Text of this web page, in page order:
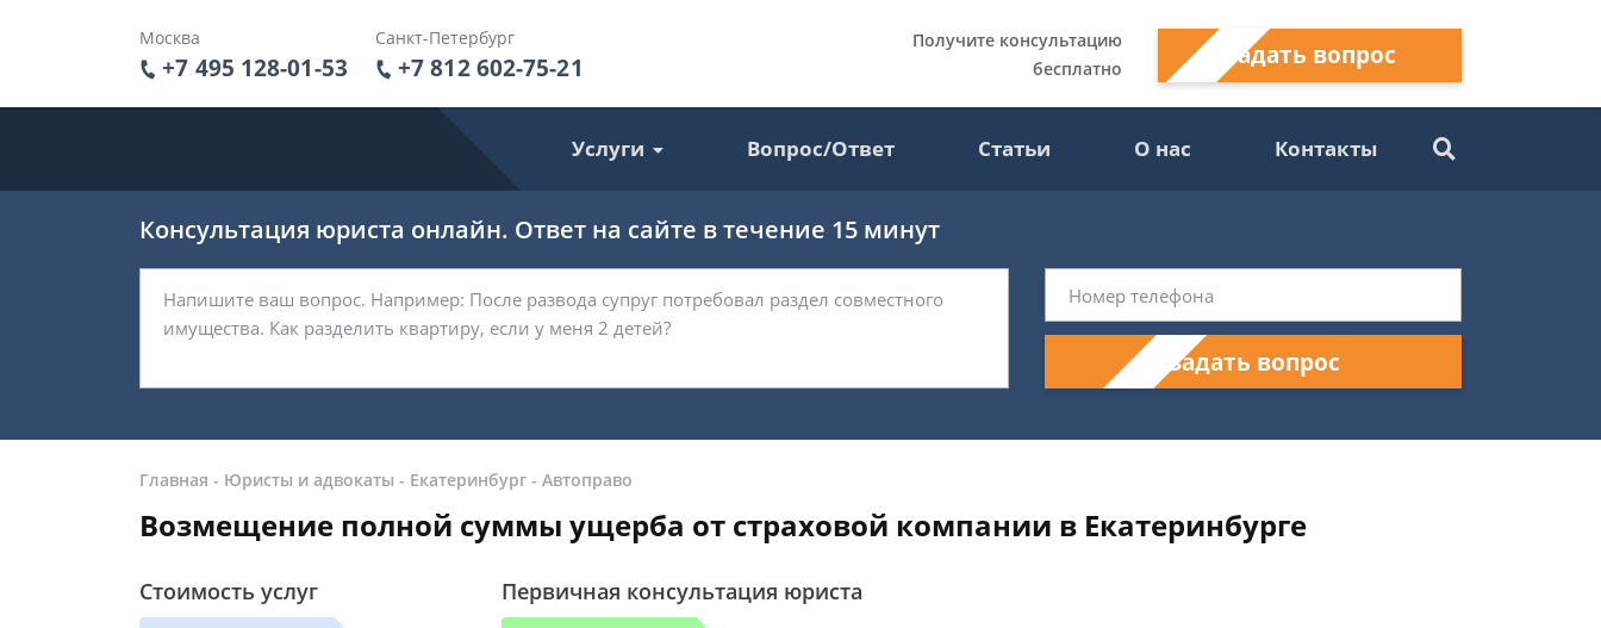
Москва
+7 495 128-01-53
Санкт-Петербург
+7 812 602-75-21
Получите консультацию
бесплатно
Задать вопрос
Услуги Вопрос/Ответ Статьи О нас Контакты
Консультация юриста онлайн. Ответ на сайте в течение 15 минут
Задать вопрос
Главная - Юристы и адвокаты - Екатеринбург - Автоправо
Возмещение полной суммы ущерба от страховой компании в Екатеринбурге
Стоимость услуг
Первичная консультация юриста